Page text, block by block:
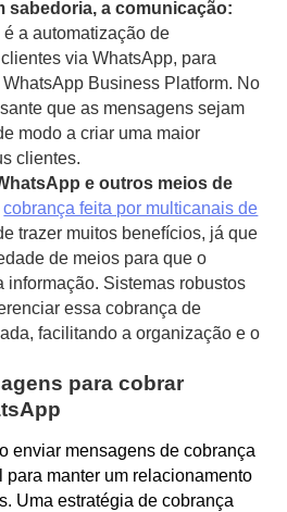
sabedoria, a comunicação:
a automatização de
via WhatsApp, para
Business Platform. No
que as mensagens sejam
modo a criar uma maior
clientes.
e outros meios de
cobrança feita por multicanais de
trazer muitos benefícios, já que
de meios para que o
informação. Sistemas robustos
essa cobrança de
facilitando a organização e o
para cobrar
enviar mensagens de cobrança
para manter um relacionamento
Uma estratégia de cobrança